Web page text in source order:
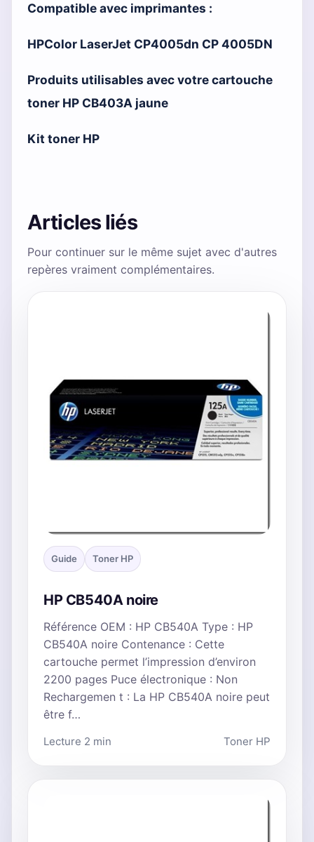
Compatible avec imprimantes :
HPColor LaserJet CP4005dn CP 4005DN
Produits utilisables avec votre cartouche
toner HP CB403A jaune
Kit toner HP
Articles liés
Pour continuer sur le même sujet avec d'autres
repères vraiment complémentaires.
Guide Toner HP
HP CB540A noire
Référence OEM : HP CB540A Type : HP
CB540A noire Contenance : Cette
cartouche permet l’impression d’environ
2200 pages Puce électronique : Non
Rechargemen t : La HP CB540A noire peut
être f…
Lecture 2 min Toner HP